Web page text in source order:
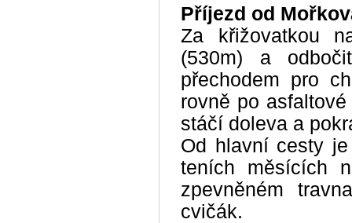
Příjezd od
Za křižovatkou
(530m) a
přechodem pro
rovně po
stáčí doleva a
Od hlavní cesty
teních měsících
zpevněném
cvičák.